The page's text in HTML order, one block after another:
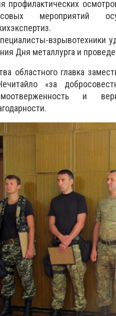
профилактических
мероприятий
взрывотехники
Дня металлурга и
областного главка
«за
и